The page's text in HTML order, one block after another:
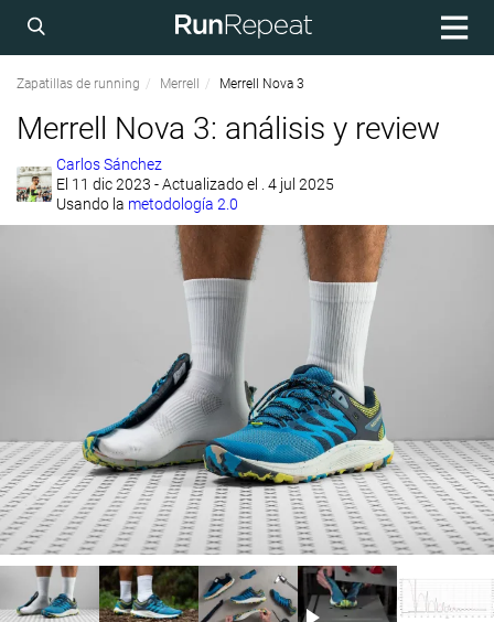
Zapatillas de running Merrell Merrell Nova 3
Merrell Nova 3: análisis y review
Carlos Sánchez
El 11 dic 2023 - Actualizado el . 4 jul 2025
Usando la metodología 2.0